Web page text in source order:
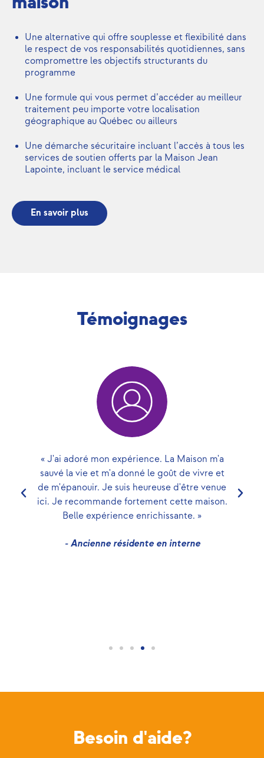
Une alternative qui offre souplesse et flexibilité dans
le respect de vos responsabilités quotidiennes, sans
compromettre les objectifs structurants du
programme
Une formule qui vous permet d’accéder au meilleur
traitement peu importe votre localisation
géographique au Québec ou ailleurs
Une démarche sécuritaire incluant l’accès à tous les
services de soutien offerts par la Maison Jean
Lapointe, incluant le service médical
En savoir plus
Témoignages
« J'ai adoré mon expérience. La Maison m'a
sauvé la vie et m'a donné le goût de vivre et
de m'épanouir. Je suis heureuse d'être venue
ici. Je recommande fortement cette maison.
Belle expérience enrichissante. »
- Ancienne résidente en interne
Besoin d'aide?